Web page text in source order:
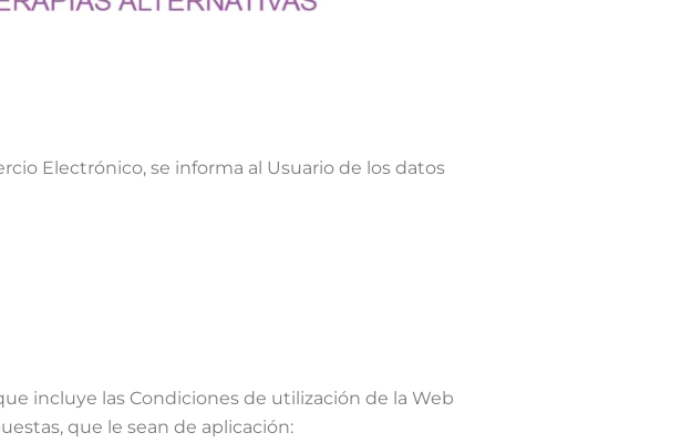
Electrónico, se informa al Usuario de los datos
incluye las Condiciones de utilización de la Web
que le sean de aplicación: